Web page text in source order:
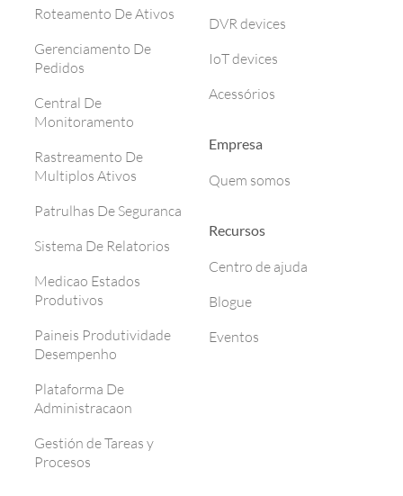
Roteamento De Ativos
Gerenciamento De
Pedidos
Central De
Monitoramento
Rastreamento De
Multiplos Ativos
Patrulhas De Seguranca
Sistema De Relatorios
Medicao Estados
Produtivos
Paineis Produtividade
Desempenho
Plataforma De
Administracaon
Gestión de Tareas y
Procesos
DVR devices
IoT devices
Acessórios
Empresa
Quem somos
Recursos
Centro de ajuda
Blogue
Eventos